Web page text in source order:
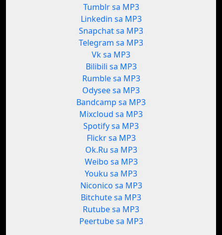
Tumblr sa MP3
Linkedin sa MP3
Snapchat sa MP3
Telegram sa MP3
Vk sa MP3
Bilibili sa MP3
Rumble sa MP3
Odysee sa MP3
Bandcamp sa MP3
Mixcloud sa MP3
Spotify sa MP3
Flickr sa MP3
Ok.Ru sa MP3
Weibo sa MP3
Youku sa MP3
Niconico sa MP3
Bitchute sa MP3
Rutube sa MP3
Peertube sa MP3